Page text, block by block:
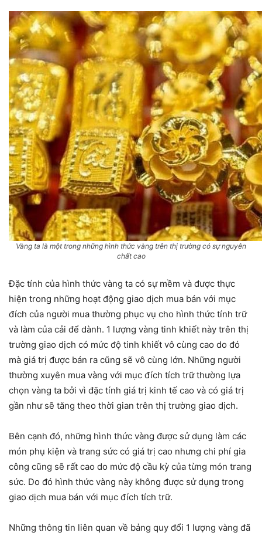
Vàng ta là một trong những hình thức vàng trên thị trường có sự nguyên
chất cao
Đặc tính của hình thức vàng ta có sự mềm và được thực
hiện trong những hoạt động giao dịch mua bán với mục
đích của người mua thường phục vụ cho hình thức tính trữ
và làm của cải để dành. 1 lượng vàng tinh khiết này trên thị
trường giao dịch có mức độ tinh khiết vô cùng cao do đó
mà giá trị được bán ra cũng sẽ vô cùng lớn. Những người
thường xuyên mua vàng với mục đích tích trữ thường lựa
chọn vàng ta bởi vì đặc tính giá trị kinh tế cao và có giá trị
gần như sẽ tăng theo thời gian trên thị trường giao dịch.
Bên cạnh đó, những hình thức vàng được sử dụng làm các
món phụ kiện và trang sức có giá trị cao nhưng chi phí gia
công cũng sẽ rất cao do mức độ cầu kỳ của từng món trang
sức. Do đó hình thức vàng này không được sử dụng trong
giao dịch mua bán với mục đích tích trữ.
Những thông tin liên quan về bảng quy đổi 1 lượng vàng đã